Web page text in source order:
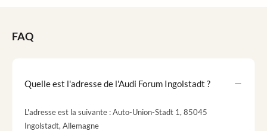
FAQ
Quelle est l'adresse de l'Audi Forum Ingolstadt ?
L'adresse est la suivante : Auto-Union-Stadt 1, 85045
Ingolstadt, Allemagne